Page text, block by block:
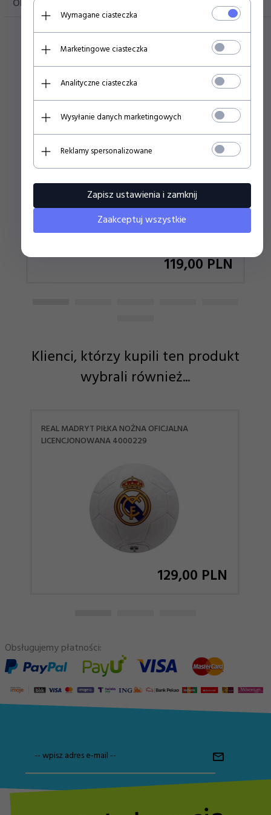
OPINIE KLIENTÓW
Polecamy
FC LIVERPOOL PIŁKA NOŻNA 7009800
119,00PLN
Klienci, którzy kupili ten produkt
wybrali również...
REAL MADRYT PIŁKA NOŻNA OFICJALNA
LICENCJONOWANA 4000229
129,00 PLN
Obsługujemy płatności:
-- wpisz adres e-mail --
Wymagane ciasteczka
Marketingowe ciasteczka
Analityczne ciasteczka
Wysyłanie danych marketingowych
Reklamy spersonalizowane
Zapisz ustawienia i zamknij
Zaakceptuj wszystkie